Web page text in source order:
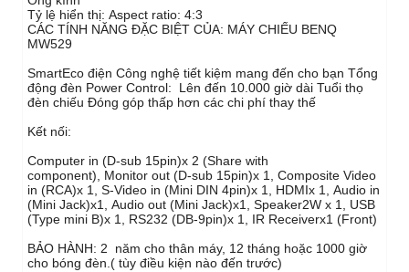
Tỷ lệ hiển thị: Aspect ratio: 4:3
CÁC TÍNH NĂNG ĐẶC BIỆT CỦA: MÁY CHIẾU BENQ
MW529
SmartEco điện Công nghệ tiết kiệm mang đến cho bạn Tổng
động đèn Power Control: Lên đến 10.000 giờ dài Tuổi thọ
đèn chiếu Đóng góp thấp hơn các chi phí thay thế
Kết nối:
Computer in (D-sub 15pin)x 2 (Share with
component), Monitor out (D-sub 15pin)x 1, Composite Video
in (RCA)x 1, S-Video in (Mini DIN 4pin)x 1, HDMIx 1, Audio in
(Mini Jack)x1, Audio out (Mini Jack)x1, Speaker2W x 1, USB
(Type mini B)x 1, RS232 (DB-9pin)x 1, IR Receiverx1 (Front)‎
BẢO HÀNH: 2 năm cho thân máy, 12 tháng hoặc 1000 giờ
cho bóng đèn.( tùy điều kiện nào đến trước)